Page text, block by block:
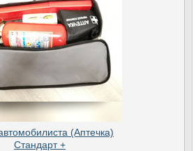
(Аптечка)
Стандарт +